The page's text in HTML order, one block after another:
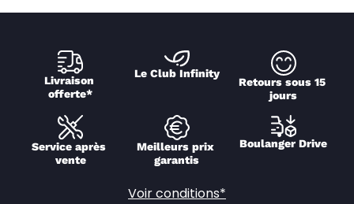
Livraison
offerte*
Le Club Infinity
Retours sous 15
jours
Service après
vente
Meilleurs prix
garantis
Boulanger Drive
Voir conditions*